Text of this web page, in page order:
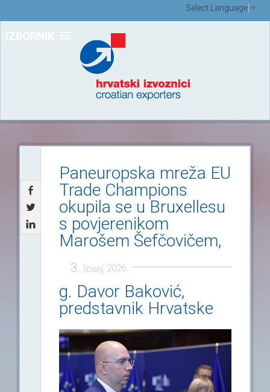
IZBORNIK
Select Language ▼
Paneuropska mreža EU
Trade Champions
okupila se u Bruxellesu
s povjerenikom
Marošem Šefčovičem,
3. lipanj 2026.
g. Davor Baković,
predstavnik Hrvatske